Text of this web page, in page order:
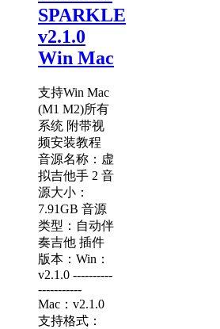
SPARKLE
v2.1.0
Win Mac
支持Win Mac
(M1 M2)所有
系统 附带视
频安装教程
音源名称：虚
拟吉他手 2 音
源大小：
7.91GB 音源
类型：自动伴
奏吉他 插件
版本：Win：
v2.1.0 ----------
-----------
Mac：v2.1.0
支持格式：